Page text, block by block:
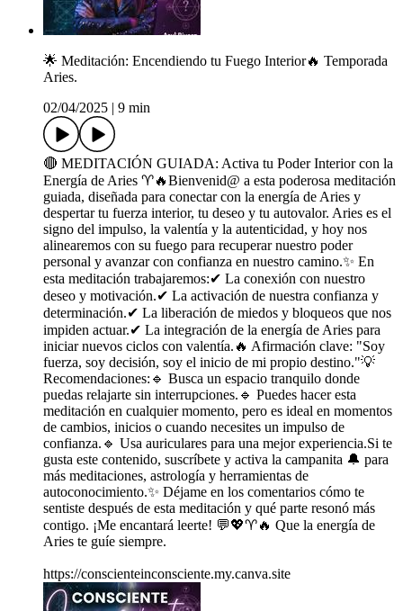
🌟 Meditación: Encendiendo tu Fuego Interior🔥 Temporada
Aries.
02/04/2025
9 min
🔴 MEDITACIÓN GUIADA: Activa tu Poder Interior con la
Energía de Aries ♈🔥Bienvenid@ a esta poderosa meditación
guiada, diseñada para conectar con la energía de Aries y
despertar tu fuerza interior, tu deseo y tu autovalor. Aries es el
signo del impulso, la valentía y la autenticidad, y hoy nos
alinearemos con su fuego para recuperar nuestro poder
personal y avanzar con confianza en nuestro camino.✨ En
esta meditación trabajaremos:✔ La conexión con nuestro
deseo y motivación.✔ La activación de nuestra confianza y
determinación.✔ La liberación de miedos y bloqueos que nos
impiden actuar.✔ La integración de la energía de Aries para
iniciar nuevos ciclos con valentía.🔥 Afirmación clave: "Soy
fuerza, soy decisión, soy el inicio de mi propio destino."💡
Recomendaciones:🔹 Busca un espacio tranquilo donde
puedas relajarte sin interrupciones.🔹 Puedes hacer esta
meditación en cualquier momento, pero es ideal en momentos
de cambios, inicios o cuando necesites un impulso de
confianza.🔹 Usa auriculares para una mejor experiencia.Si te
gusta este contenido, suscríbete y activa la campanita 🔔 para
más meditaciones, astrología y herramientas de
autoconocimiento.✨ Déjame en los comentarios cómo te
sentiste después de esta meditación y qué parte resonó más
contigo. ¡Me encantará leerte! 💬💖♈🔥 Que la energía de
Aries te guíe siempre.
https://conscienteinconsciente.my.canva.site